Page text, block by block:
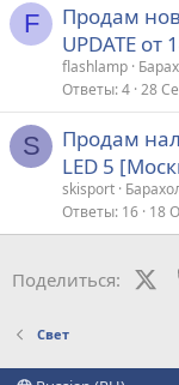
F
Продам
UPDATE от
flashlamp
Ответы 4 28
S
Продам
LED 5
skisport
Ответы 16 18
Поделиться:
Свет